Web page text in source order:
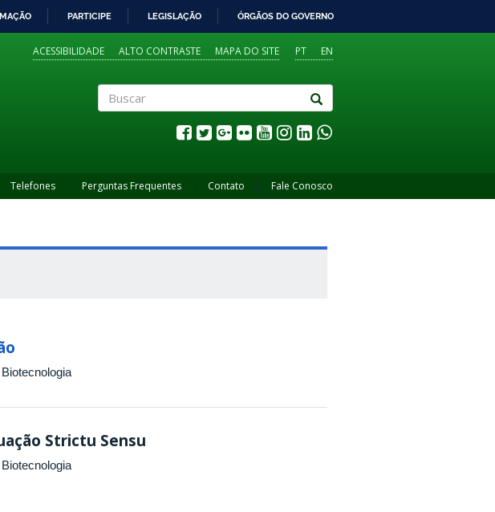
PARTICIPE LEGISLAÇÃO ÓRGÃOS DO GOVERNO
PT EN
ACESSIBILIDADE ALTO CONTRASTE MAPA DO SITE
Telefones Perguntas Frequentes Contato Fale Conosco
Strictu Sensu